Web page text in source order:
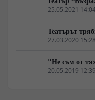
25.05.2021
Театърът
27.03.2020 15:28
"Не съм от
20.05.2019 12:39